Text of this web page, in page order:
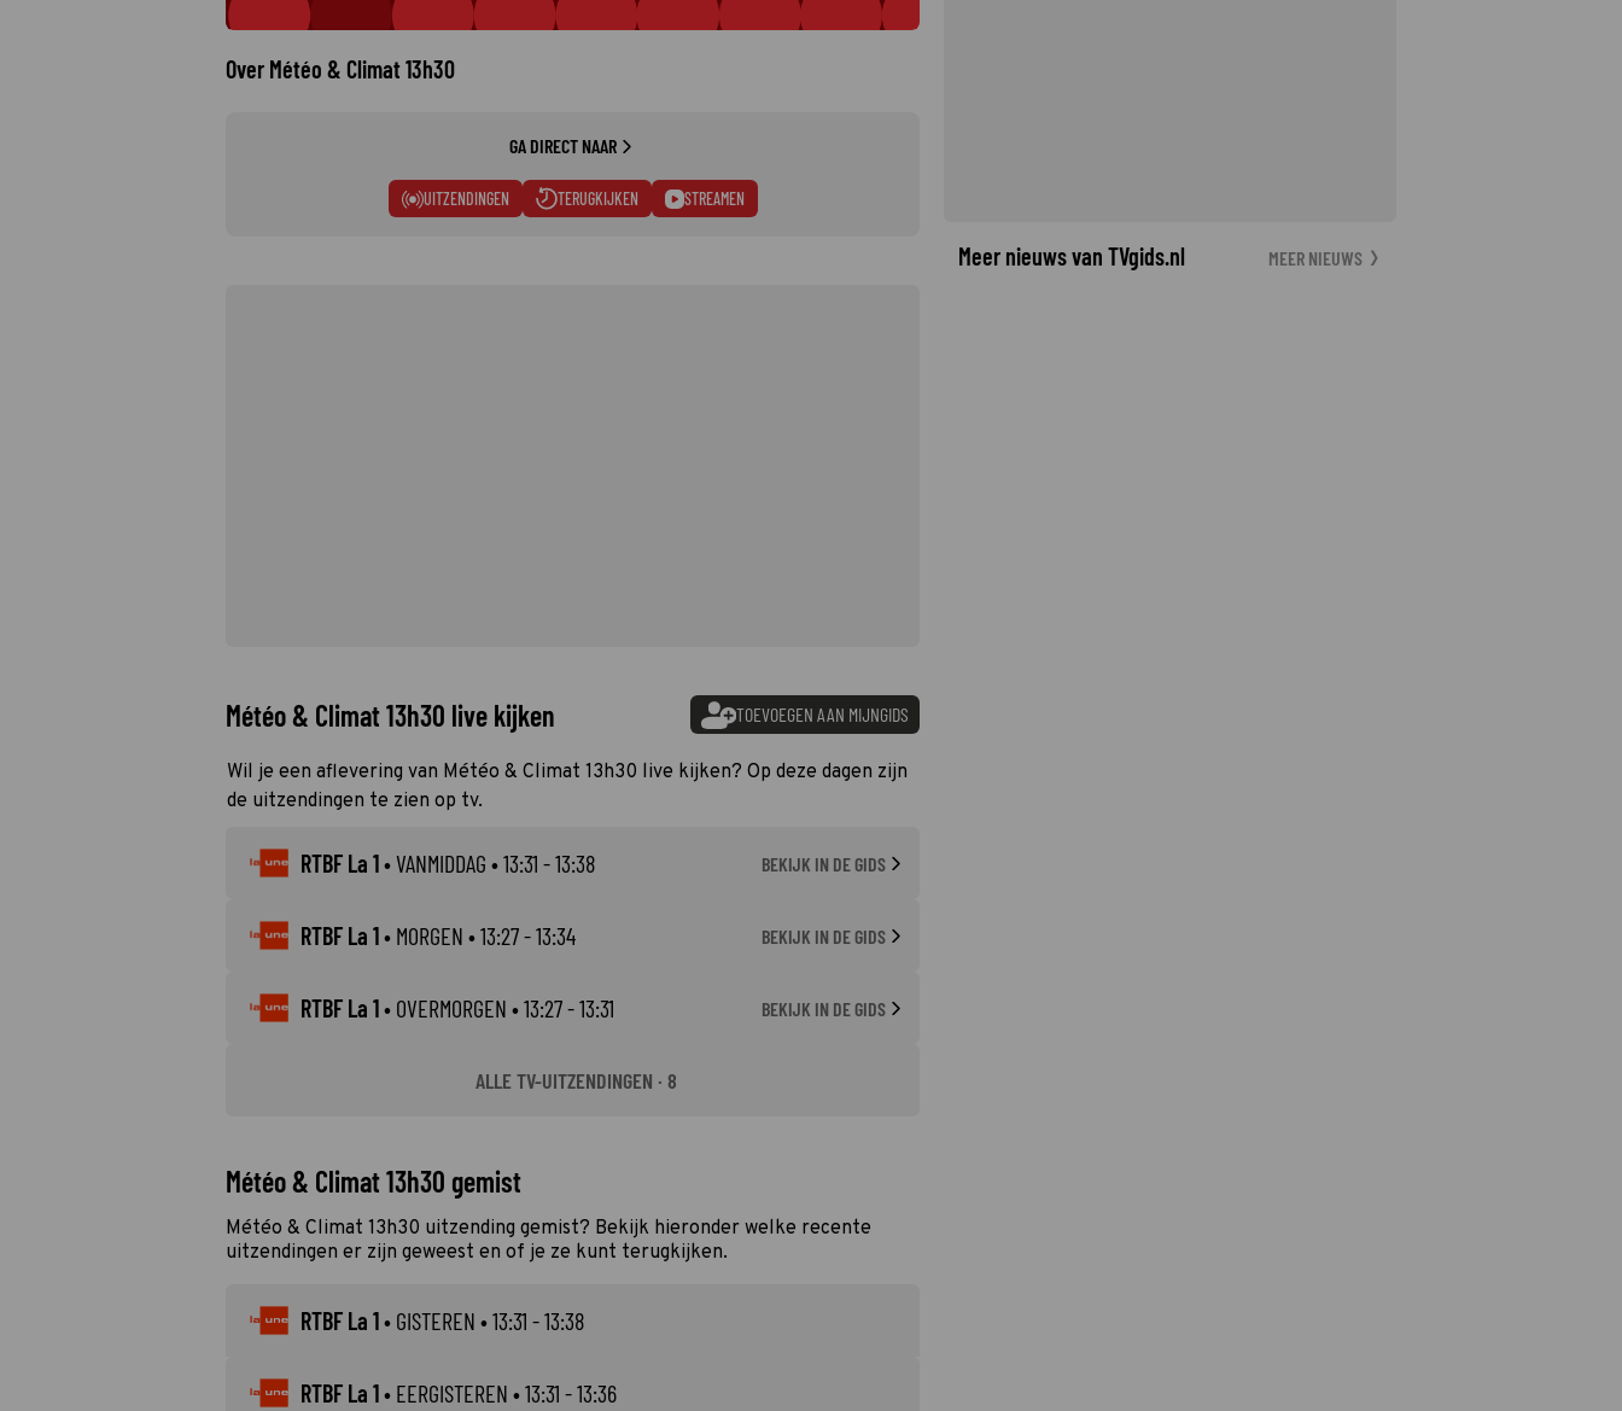
Over Météo & Climat 13h30
GA DIRECT NAAR
UITZENDINGEN TERUGKIJKEN STREAMEN
Météo & Climat 13h30 live kijken TOEVOEGEN AAN MIJNGIDS
Wil je een aflevering van Météo & Climat 13h30 live kijken? Op deze dagen zijn
de uitzendingen te zien op tv.
RTBF La 1•VANMIDDAG • 13:31 - 13:38 BEKIJK IN DE GIDS
RTBF La 1• MORGEN • 13:27 - 13:34 BEKIJK IN DE GIDS
RTBF La 1• OVERMORGEN • 13:27 - 13:31 BEKIJK IN DE GIDS
ALLE TV-UITZENDINGEN · 8
Météo & Climat 13h30 gemist
Météo & Climat 13h30 uitzending gemist? Bekijk hieronder welke recente
uitzendingen er zijn geweest en of je ze kunt terugkijken.
RTBF La 1• GISTEREN • 13:31 - 13:38
RTBF La 1• EERGISTEREN • 13:31 - 13:36
Meer nieuws van TVgids.nl MEER NIEUWS